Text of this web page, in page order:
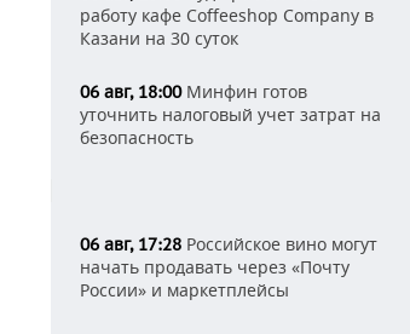
работу кафе Coffeeshop Company в
Казани на 30 суток
06 авг, 18:00Минфин готов
уточнить налоговый учет затрат на
безопасность
06 авг, 17:28 Российское вино могут
начать продавать через «Почту
России» и маркетплейсы